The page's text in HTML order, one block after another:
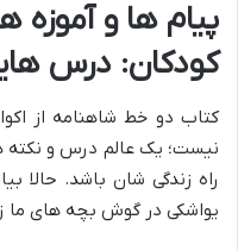
پیام ها و آموزه
کودکان: درس
کتاب دو خط شاهنامه از
نیست؛ یک عالم درس و نکته
راه زندگی شان باشد. حالا
یواشکی در گوش بچه های ما